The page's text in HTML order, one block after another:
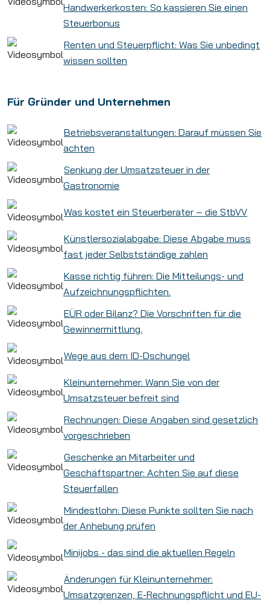
Handwerkerkosten: So kassieren Sie einen
Steuerbonus
Renten und Steuerpflicht: Was Sie unbedingt
wissen sollten
Für Gründer und Unternehmen
Betriebsveranstaltungen: Darauf müssen Sie
achten
Senkung der Umsatzsteuer in der
Gastronomie
Was kostet ein Steuerberater – die StbVV
Künstlersozialabgabe: Diese Abgabe muss
fast jeder Selbstständige zahlen
Kasse richtig führen: Die Mitteilungs- und
Aufzeichnungspflichten.
EÜR oder Bilanz? Die Vorschriften für die
Gewinnermittlung.
Wege aus dem ID-Dschungel
Kleinunternehmer: Wann Sie von der
Umsatzsteuer befreit sind
Rechnungen: Diese Angaben sind gesetzlich
vorgeschrieben
Geschenke an Mitarbeiter und
Geschäftspartner: Achten Sie auf diese
Steuerfallen
Mindestlohn: Diese Punkte sollten Sie nach
der Anhebung prüfen
Minijobs - das sind die aktuellen Regeln
Änderungen für Kleinunternehmer:
Umsatzgrenzen, E-Rechnungspflicht und EU-